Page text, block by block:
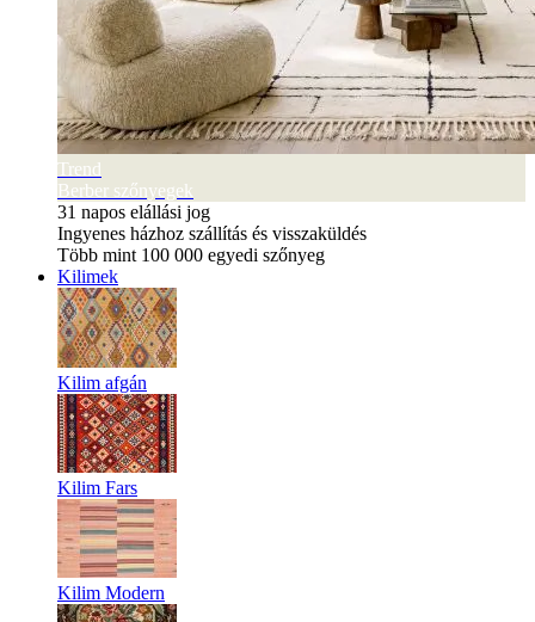
Trend
Berber szőnyegek
31 napos elállási jog
Ingyenes házhoz szállítás és visszaküldés
Több mint 100 000 egyedi szőnyeg
Kilimek
Kilim afgán
Kilim Fars
Kilim Modern